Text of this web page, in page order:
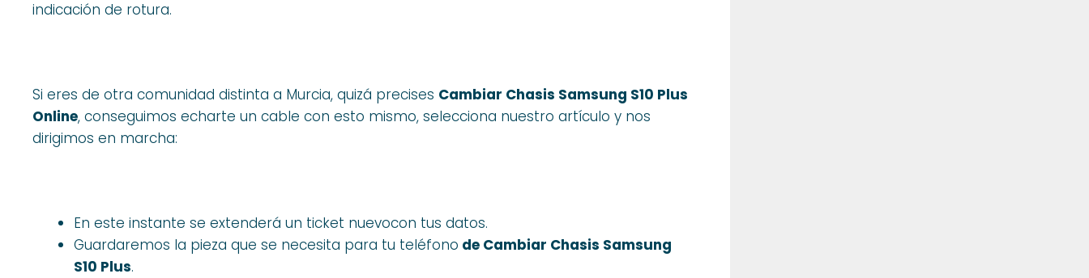
indicación de rotura.
Si eres de otra comunidad distinta a Murcia, quizá precises Cambiar Chasis Samsung S10 Plus
Online, conseguimos echarte un cable con esto mismo, selecciona nuestro artículo y nos
dirigimos en marcha:
En este instante se extenderá un ticket nuevocon tus datos.
Guardaremos la pieza que se necesita para tu teléfono de Cambiar Chasis Samsung
S10 Plus.